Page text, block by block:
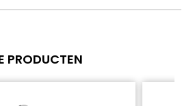
PRODUCTEN